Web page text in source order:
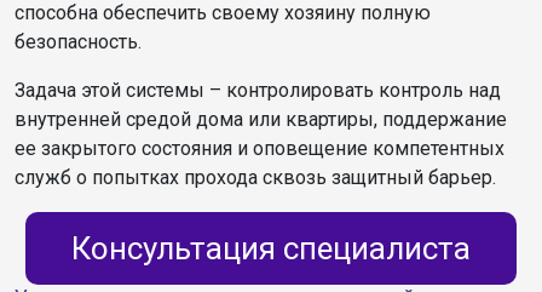
способна обеспечить своему хозяину полную
безопасность.
Задача этой системы – контролировать контроль над
внутренней средой дома или квартиры, поддержание
ее закрытого состояния и оповещение компетентных
служб о попытках прохода сквозь защитный барьер.
Консультация специалиста